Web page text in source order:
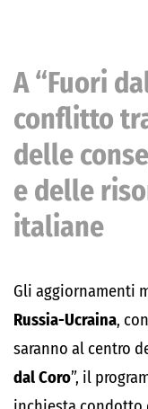
A “Fuori
conflitto
delle
e delle
italiane
Gli aggiornamenti
Russia-Ucraina,
saranno al centro
dal Coro”, il